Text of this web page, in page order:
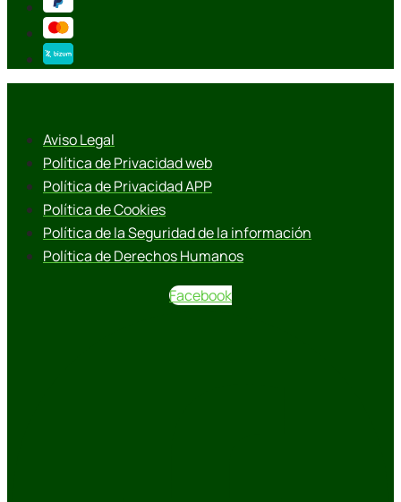
Aviso Legal
Política de Privacidad web
Política de Privacidad APP
Política de Cookies
Política de la Seguridad de la información
Política de Derechos Humanos
Facebook